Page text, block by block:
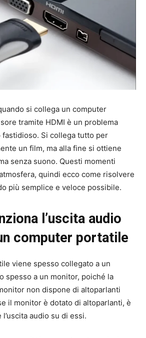
si collega un computer
tramite HDMI è un problema
Si collega tutto per
un film, ma alla fine si ottiene
senza suono. Questi momenti
quindi ecco come risolvere
più semplice e veloce possibile.
l’uscita audio
computer portatile
viene spesso collegato a un
spesso a un monitor, poiché la
non dispone di altoparlanti
il monitor è dotato di altoparlanti, è
audio su di essi.